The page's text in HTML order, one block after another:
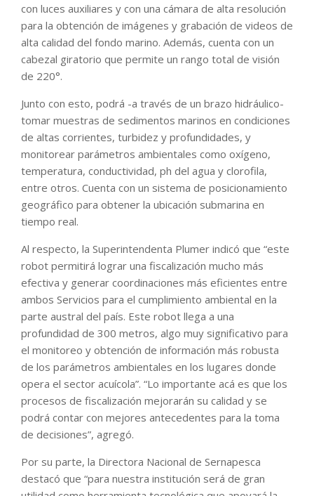
con luces auxiliares y con una cámara de alta resolución
para la obtención de imágenes y grabación de videos de
alta calidad del fondo marino. Además, cuenta con un
cabezal giratorio que permite un rango total de visión
de 220°.
Junto con esto, podrá -a través de un brazo hidráulico-
tomar muestras de sedimentos marinos en condiciones
de altas corrientes, turbidez y profundidades, y
monitorear parámetros ambientales como oxígeno,
temperatura, conductividad, ph del agua y clorofila,
entre otros. Cuenta con un sistema de posicionamiento
geográfico para obtener la ubicación submarina en
tiempo real.
Al respecto, la Superintendenta Plumer indicó que “este
robot permitirá lograr una fiscalización mucho más
efectiva y generar coordinaciones más eficientes entre
ambos Servicios para el cumplimiento ambiental en la
parte austral del país. Este robot llega a una
profundidad de 300 metros, algo muy significativo para
el monitoreo y obtención de información más robusta
de los parámetros ambientales en los lugares donde
opera el sector acuícola”. “Lo importante acá es que los
procesos de fiscalización mejorarán su calidad y se
podrá contar con mejores antecedentes para la toma
de decisiones”, agregó.
Por su parte, la Directora Nacional de Sernapesca
destacó que “para nuestra institución será de gran